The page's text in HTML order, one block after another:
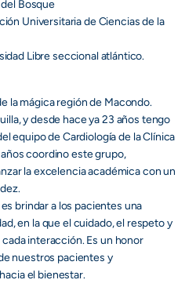
Bosque
Universitaria de Ciencias de la
Libre seccional atlántico.
la mágica región de Macondo.
y desde hace ya 23 años tengo
equipo de Cardiología de la Clínica
coordino este grupo,
la excelencia académica con un
brindar a los pacientes una
en la que el cuidado, el respeto y
interacción. Es un honor
nuestros pacientes y
el bienestar.